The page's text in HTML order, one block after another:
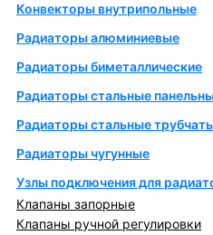
Конвекторы внутрипольные
Радиаторы алюминиевые
Радиаторы биметаллические
Радиаторы стальные
Радиаторы стальные
Радиаторы чугунные
Узлы подключения для
Клапаны запорные
Клапаны ручной регулировки